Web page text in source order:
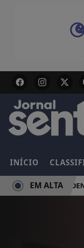
INÍCIO
RISCO DE DOENÇA
EM ALTA